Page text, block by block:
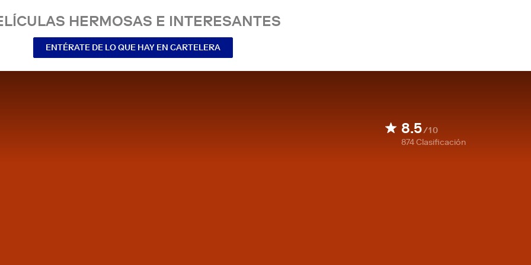
HERMOSAS E INTERESANTES
ENTÉRATE DE LO QUE HAY EN CARTELERA
8.5/10
874Clasificación